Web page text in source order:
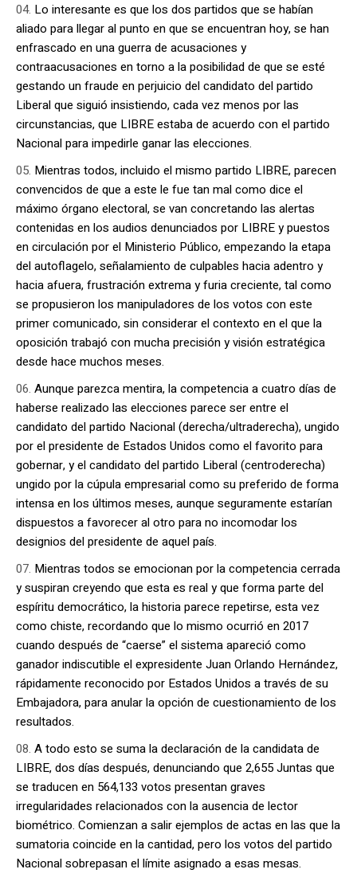
Lo interesante es que los dos partidos que se habían
aliado para llegar al punto en que se encuentran hoy, se han
enfrascado en una guerra de acusaciones y
contraacusaciones en torno a la posibilidad de que se esté
gestando un fraude en perjuicio del candidato del partido
Liberal que siguió insistiendo, cada vez menos por las
circunstancias, que LIBRE estaba de acuerdo con el partido
Nacional para impedirle ganar las elecciones.
Mientras todos, incluido el mismo partido LIBRE, parecen
convencidos de que a este le fue tan mal como dice el
máximo órgano electoral, se van concretando las alertas
contenidas en los audios denunciados por LIBRE y puestos
en circulación por el Ministerio Público, empezando la etapa
del autoflagelo, señalamiento de culpables hacia adentro y
hacia afuera, frustración extrema y furia creciente, tal como
se propusieron los manipuladores de los votos con este
primer comunicado, sin considerar el contexto en el que la
oposición trabajó con mucha precisión y visión estratégica
desde hace muchos meses.
Aunque parezca mentira, la competencia a cuatro días de
haberse realizado las elecciones parece ser entre el
candidato del partido Nacional (derecha/ultraderecha), ungido
por el presidente de Estados Unidos como el favorito para
gobernar, y el candidato del partido Liberal (centroderecha)
ungido por la cúpula empresarial como su preferido de forma
intensa en los últimos meses, aunque seguramente estarían
dispuestos a favorecer al otro para no incomodar los
designios del presidente de aquel país.
Mientras todos se emocionan por la competencia cerrada
y suspiran creyendo que esta es real y que forma parte del
espíritu democrático, la historia parece repetirse, esta vez
como chiste, recordando que lo mismo ocurrió en 2017
cuando después de “caerse” el sistema apareció como
ganador indiscutible el expresidente Juan Orlando Hernández,
rápidamente reconocido por Estados Unidos a través de su
Embajadora, para anular la opción de cuestionamiento de los
resultados.
A todo esto se suma la declaración de la candidata de
LIBRE, dos días después, denunciando que 2,655 Juntas que
se traducen en 564,133 votos presentan graves
irregularidades relacionados con la ausencia de lector
biométrico. Comienzan a salir ejemplos de actas en las que la
sumatoria coincide en la cantidad, pero los votos del partido
Nacional sobrepasan el límite asignado a esas mesas.